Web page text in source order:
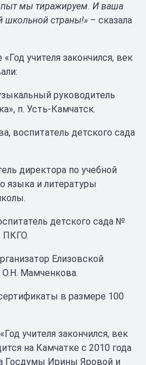
мы тиражируем. И ваша
школьной страны!» – сказала
учителя закончился, век
руководитель
п. Усть-Камчатск.
воспитатель детского сада
директора по учебной
языка и литературы
детского сада №
ПКГО.
Елизовской
Мамченкова.
в размере 100
учителя закончился, век
на Камчатке с 2010 года
Госдумы Ирины Яровой и